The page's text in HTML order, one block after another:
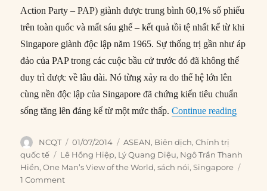
Action Party – PAP) giành được trung bình 60,1% số phiếu
trên toàn quốc và mất sáu ghế – kết quả tồi tệ nhất kể từ khi
Singapore giành độc lập năm 1965. Sự thống trị gần như áp
đảo của PAP trong các cuộc bầu cử trước đó đã không thể
duy trì được về lâu dài. Nó từng xảy ra do thế hệ lớn lên
cùng nền độc lập của Singapore đã chứng kiến tiêu chuẩn
sống tăng lên đáng kể từ một mức thấp.Continue reading“#179
Author
NCQT
Posted
on
01/07/2014 Categories
ASEAN, Biên dịch,Chính trị
quốc tế
Tags
Lê Hồng Hiệp, Lý Quang Diệu, Ngô Trần Thanh
Hiền,One Man’s View of the World,sách nói,Singapore
1 Comment